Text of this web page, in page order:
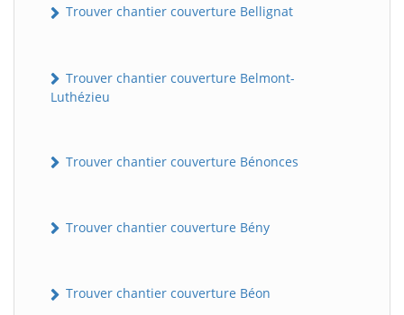
Trouver chantier couverture Bellignat
Trouver chantier couverture Belmont-
Luthézieu
Trouver chantier couverture Bénonces
Trouver chantier couverture Bény
Trouver chantier couverture Béon